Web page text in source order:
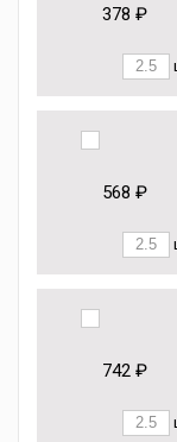
378 ₽
568 ₽
742 ₽